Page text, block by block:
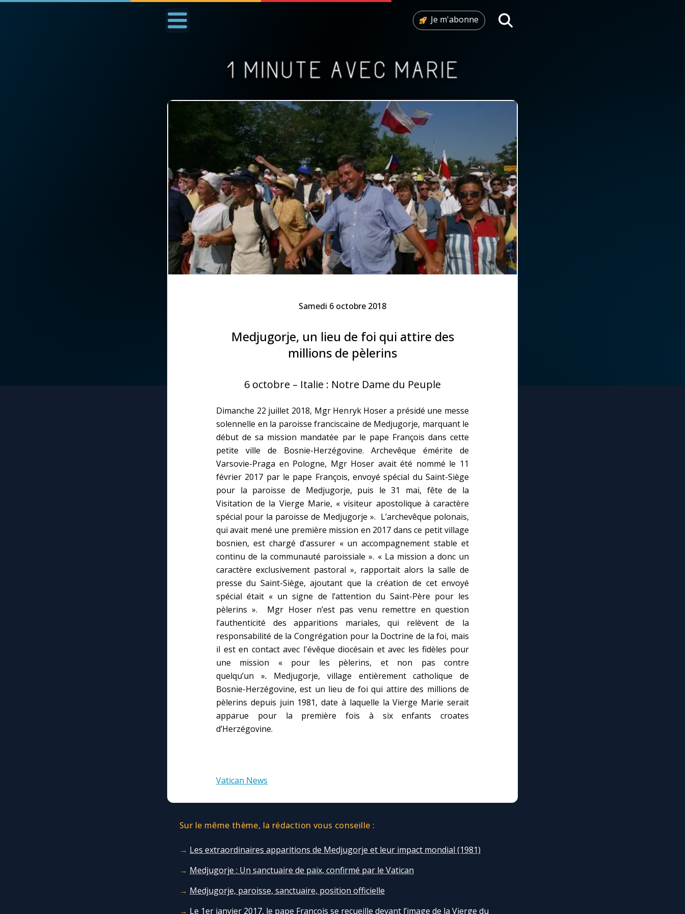
Nous soutenir À propos Facebook Infos légales
Prier au quotidien
Avec Thérèse de Lisieux
L'Évangile chaque jour
Les premiers samedis
Marie qui défait les
nœuds
◼︎ À la une
1000 Raisons de Croire
Chapelet pour le monde
Contact
Faire un don
Marie de Nazareth
Je m'abonne
Samedi 6 octobre 2018
Medjugorje, un lieu de foi qui attire des
millions de pèlerins
6 octobre – Italie : Notre Dame du Peuple
Dimanche 22 juillet 2018, Mgr Henryk Hoser a présidé une messe
solennelle en la paroisse franciscaine de Medjugorje, marquant le
début de sa mission mandatée par le pape François dans cette
petite ville de Bosnie-Herzégovine. Archevêque émérite de
Varsovie-Praga en Pologne, Mgr Hoser avait été nommé le 11
février 2017 par le pape François, envoyé spécial du Saint-Siège
pour la paroisse de Medjugorje, puis le 31 mai, fête de la
Visitation de la Vierge Marie, « visiteur apostolique à caractère
spécial pour la paroisse de Medjugorje ». L’archevêque polonais,
qui avait mené une première mission en 2017 dans ce petit village
bosnien, est chargé d’assurer « un accompagnement stable et
continu de la communauté paroissiale ». « La mission a donc un
caractère exclusivement pastoral », rapportait alors la salle de
presse du Saint-Siège, ajoutant que la création de cet envoyé
spécial était « un signe de l’attention du Saint-Père pour les
pèlerins ». Mgr Hoser n’est pas venu remettre en question
l’authenticité des apparitions mariales, qui relèvent de la
responsabilité de la Congrégation pour la Doctrine de la foi, mais
il est en contact avec l'évêque diocésain et avec les fidèles pour
une mission
« pour les pèlerins, et non pas contre
quelqu’un ». Medjugorje, village entièrement catholique de
Bosnie-Herzégovine, est un lieu de foi qui attire des millions de
pèlerins depuis juin 1981, date à laquelle la Vierge Marie serait
apparue pour la première fois à six enfants croates
d’Herzégovine.
Vatican News
Sur le même thème, la rédaction vous conseille :
Les extraordinaires apparitions de Medjugorje et leur impact mondial (1981)
Medjugorje : Un sanctuaire de paix, confirmé par le Vatican
Medjugorje, paroisse, sanctuaire, position officielle
Le 1er janvier 2017, le pape François se recueille devant l’image de la Vierge du